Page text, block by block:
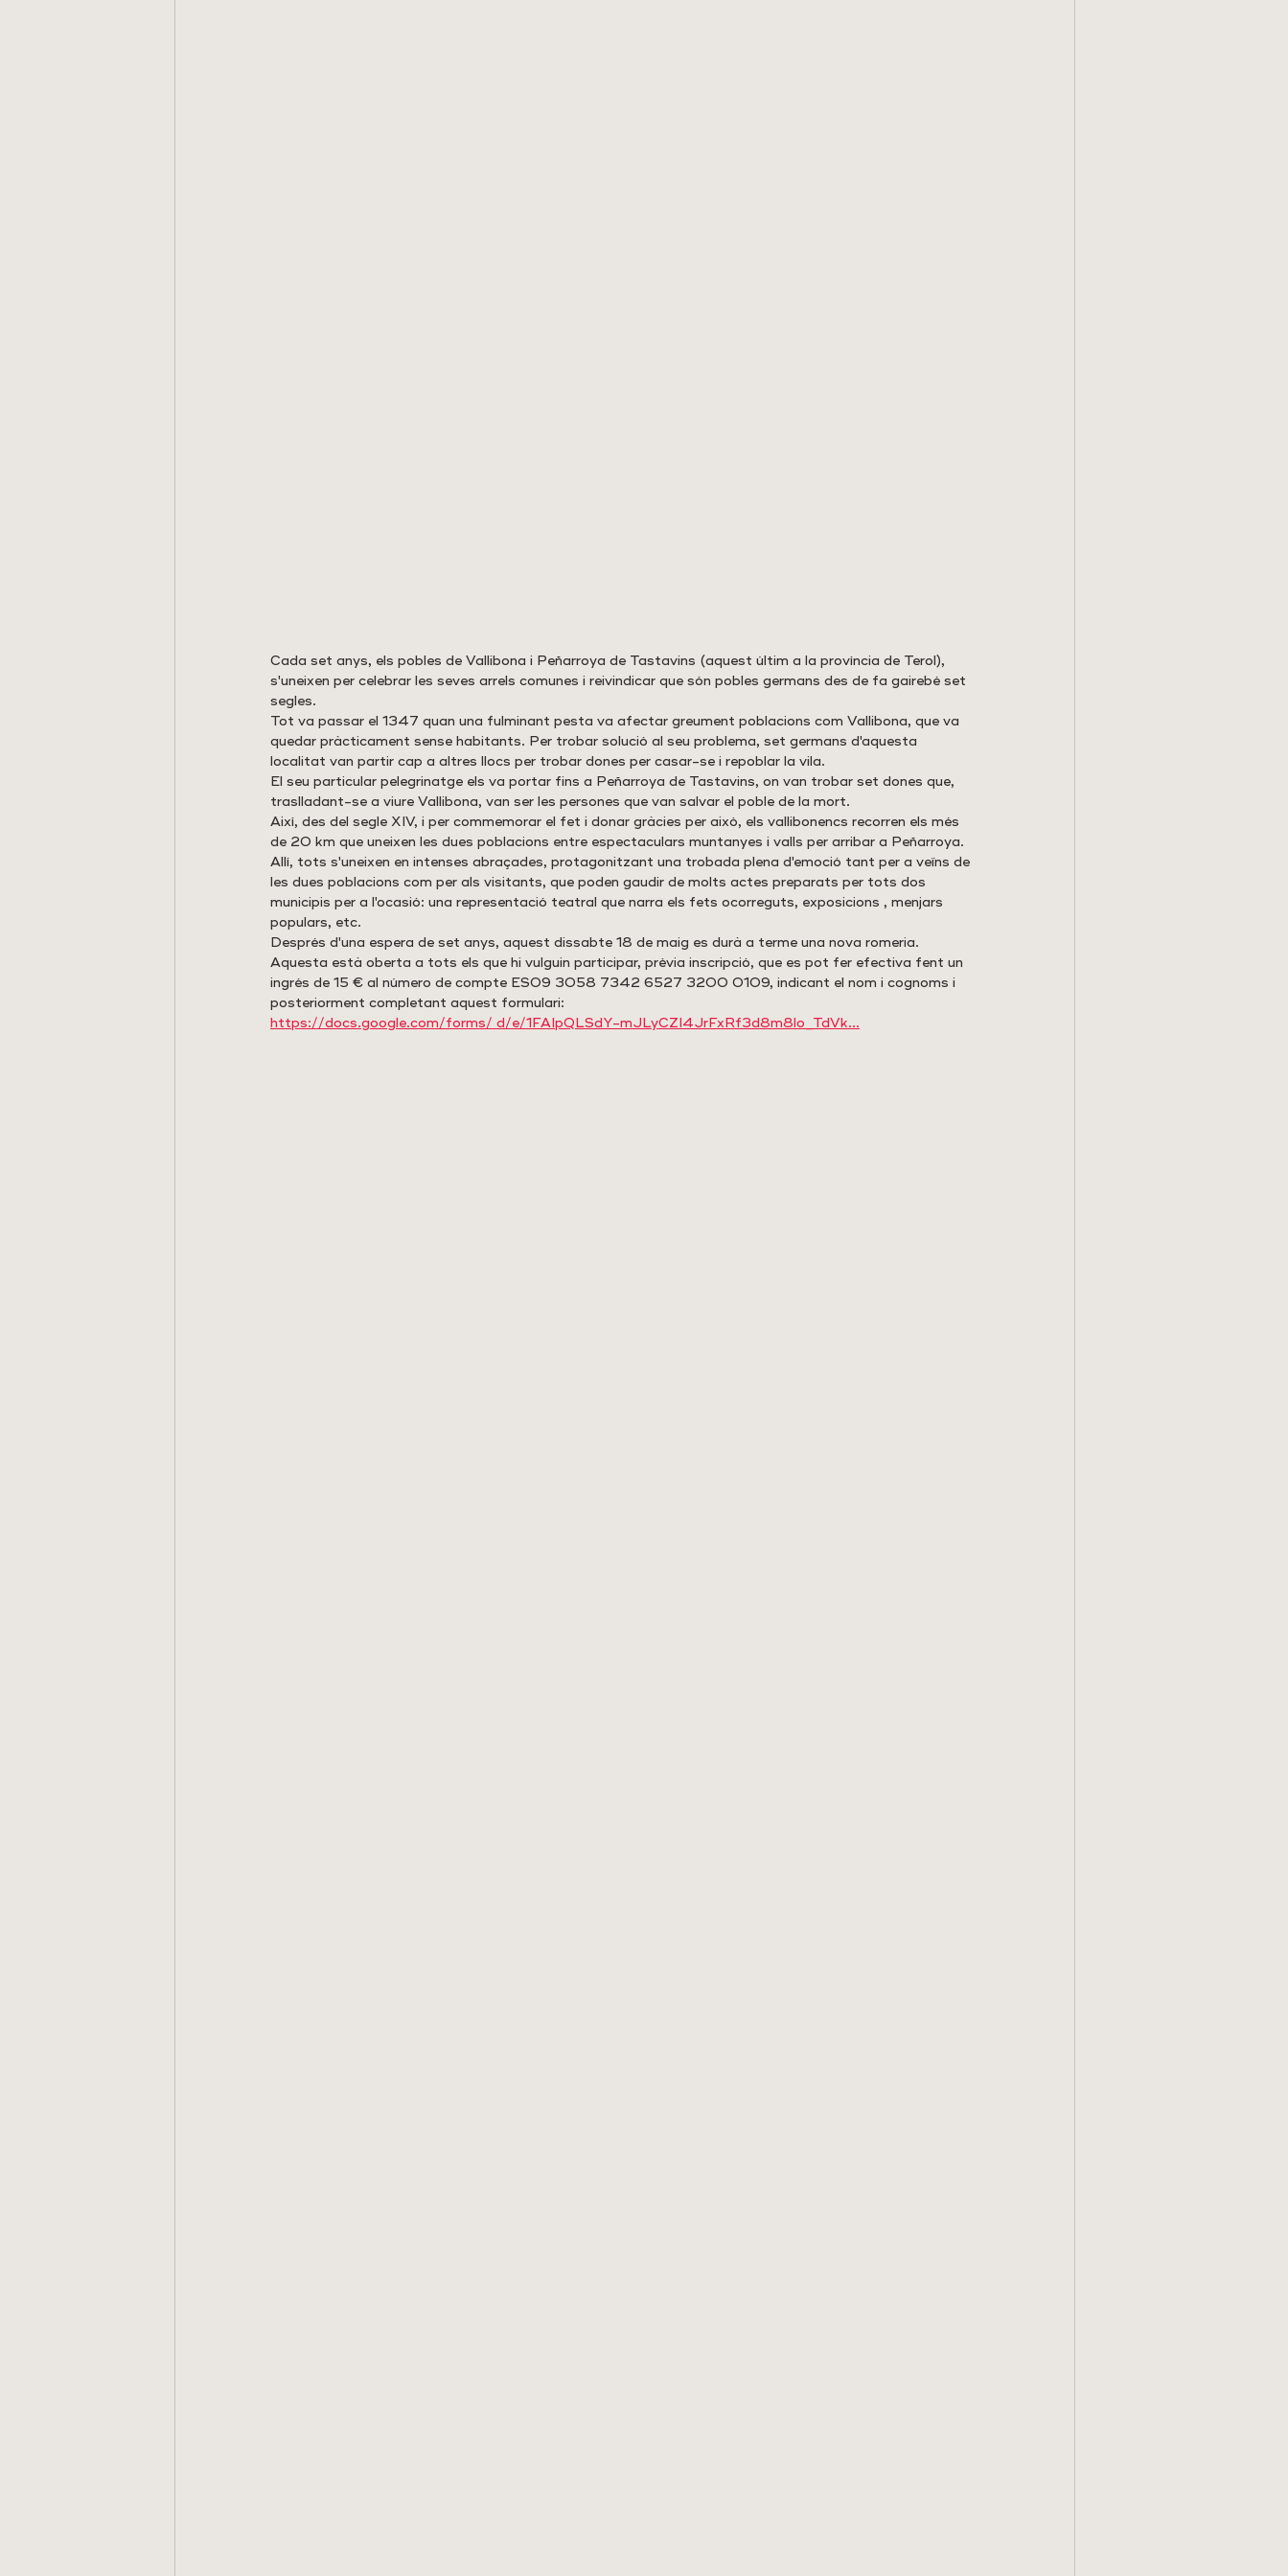
Cada set anys, els pobles de Vallibona i Peñarroya de Tastavins (aquest últim a la província de Terol),
s'uneixen per celebrar les seves arrels comunes i reivindicar que són pobles germans des de fa gairebé set
segles.
Tot va passar el 1347 quan una fulminant pesta va afectar greument poblacions com Vallibona, que va
quedar pràcticament sense habitants. Per trobar solució al seu problema, set germans d'aquesta
localitat van partir cap a altres llocs per trobar dones per casar-se i repoblar la vila.
El seu particular pelegrinatge els va portar fins a Peñarroya de Tastavins, on van trobar set dones que,
traslladant-se a viure Vallibona, van ser les persones que van salvar el poble de la mort.
Així, des del segle XIV, i per commemorar el fet i donar gràcies per això, els vallibonencs recorren els més
de 20 km que uneixen les dues poblacions entre espectaculars muntanyes i valls per arribar a Peñarroya.
Allí, tots s'uneixen en intenses abraçades, protagonitzant una trobada plena d'emoció tant per a veïns de
les dues poblacions com per als visitants, que poden gaudir de molts actes preparats per tots dos
municipis per a l'ocasió: una representació teatral que narra els fets ocorreguts, exposicions , menjars
populars, etc.
Després d'una espera de set anys, aquest dissabte 18 de maig es durà a terme una nova romeria.
Aquesta està oberta a tots els que hi vulguin participar, prèvia inscripció, que es pot fer efectiva fent un
ingrés de 15 € al número de compte ES09 3058 7342 6527 3200 0109, indicant el nom i cognoms i
posteriorment completant aquest formulari:
https://docs.google.com/forms/ d/e/1FAIpQLSdY-mJLyCZI4JrFxRf3d8m8lo_TdVk…